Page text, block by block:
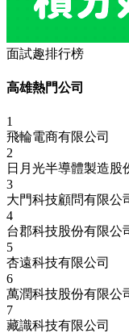
面試趣排行榜
高雄熱門公司
1
飛輪電商有限公司
2
日月光半導體製造股
3
大門科技顧問有限公
4
台郡科技股份有限公
5
杏遠科技有限公司
6
萬潤科技股份有限公
7
藏識科技有限公司